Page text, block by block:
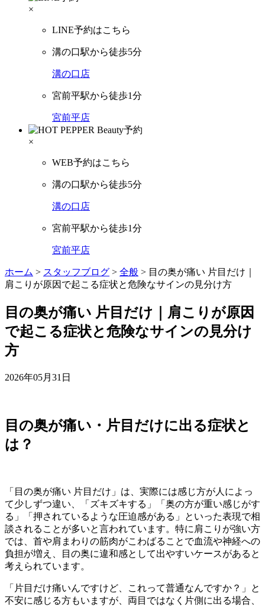
×
LINE予約はこちら
溝の口駅から徒歩5分
溝の口店
宮前平駅から徒歩1分
宮前平店
×
WEB予約はこちら
溝の口駅から徒歩5分
溝の口店
宮前平駅から徒歩1分
宮前平店
ホーム > スタッフブログ > 全般 > 目の奥が痛い 片目だけ｜
肩こりが原因で起こる症状と危険なサインの見分け方
目の奥が痛い 片目だけ｜肩こりが原因
で起こる症状と危険なサインの見分け
方
2026年05月31日
目の奥が痛い・片目だけに出る症状と
は？
「目の奥が痛い 片目だけ」は、実際には感じ方が人によっ
て少しずつ違い、「ズキズキする」「奥の方が重い感じがす
る」「押されているような圧迫感がある」といった表現で相
談されることが多いと言われています。特に肩こりが強い方
では、首や肩まわりの筋肉がこわばることで血流や神経への
負担が増え、目の奥に違和感として出やすいケースがあると
考えられています。
「片目だけ痛いんですけど、これって普通なんですか？」と
不安に感じる方もいますが、両目ではなく片側に出る場合、